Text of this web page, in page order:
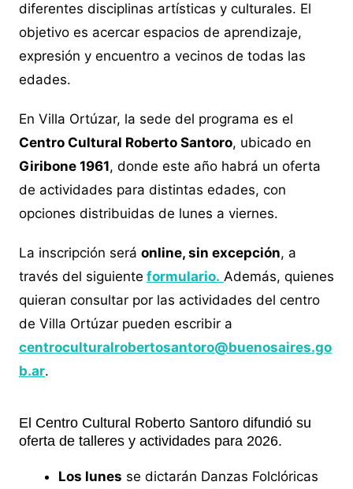
diferentes disciplinas artísticas y culturales. El
objetivo es acercar espacios de aprendizaje,
expresión y encuentro a vecinos de todas las
edades.
En Villa Ortúzar, la sede del programa es el
Centro Cultural Roberto Santoro, ubicado en
Giribone 1961, donde este año habrá un oferta
de actividades para distintas edades, con
opciones distribuidas de lunes a viernes.
La inscripción será online, sin excepción, a
través del siguiente formulario. Además, quienes
quieran consultar por las actividades del centro
de Villa Ortúzar pueden escribir a
centroculturalrobertosantoro@buenosaires.go
b.ar.
El Centro Cultural Roberto Santoro difundió su
oferta de talleres y actividades para 2026.
Los lunes se dictarán Danzas Folclóricas